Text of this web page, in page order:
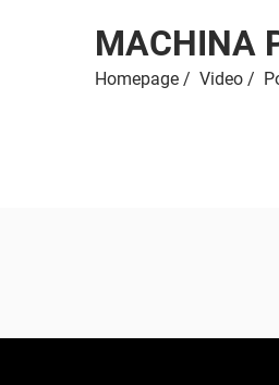
MACHINA
Homepage / Video /